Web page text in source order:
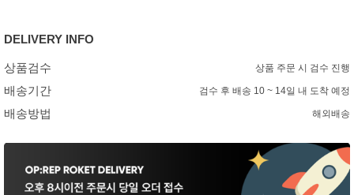
DELIVERY INFO
상품검수 상품 주문 시 검수 진행
배송기간 검수 후 배송 10 ~ 14일 내 도착 예정
배송방법 해외배송